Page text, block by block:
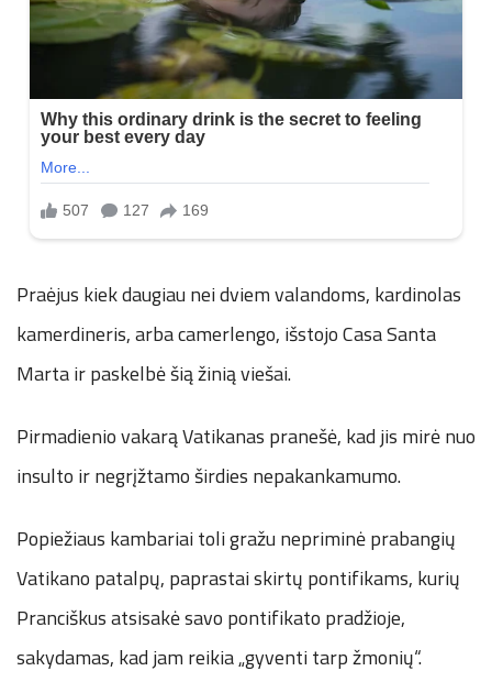
Praėjus kiek daugiau nei dviem valandoms, kardinolas
kamerdineris, arba camerlengo, išstojo Casa Santa
Marta ir paskelbė šią žinią viešai.
Pirmadienio vakarą Vatikanas pranešė, kad jis mirė nuo
insulto ir negrįžtamo širdies nepakankamumo.
Popiežiaus kambariai toli gražu nepriminė prabangių
Vatikano patalpų, paprastai skirtų pontifikams, kurių
Pranciškus atsisakė savo pontifikato pradžioje,
sakydamas, kad jam reikia „gyventi tarp žmonių“.